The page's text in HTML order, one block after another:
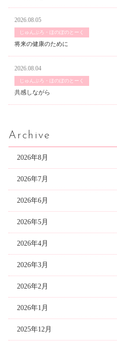
2026.08.05
じゅんぶろ・ほのぼのとーく
将来の健康のために
2026.08.04
じゅんぶろ・ほのぼのとーく
共感しながら
Archive
2026年8月
2026年7月
2026年6月
2026年5月
2026年4月
2026年3月
2026年2月
2026年1月
2025年12月